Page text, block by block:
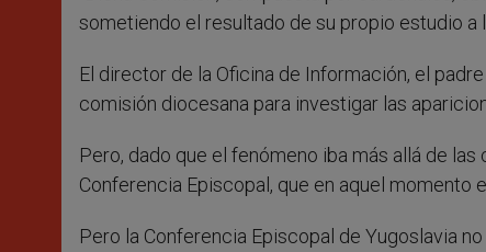
sometiendo el resultado de su propio estudio a
El director de la Oficina de Información, el
comisión diocesana para investigar las
Pero, dado que el fenómeno iba más allá de
Conferencia Episcopal, que en aquel momento
Pero la Conferencia Episcopal de Yugoslavia